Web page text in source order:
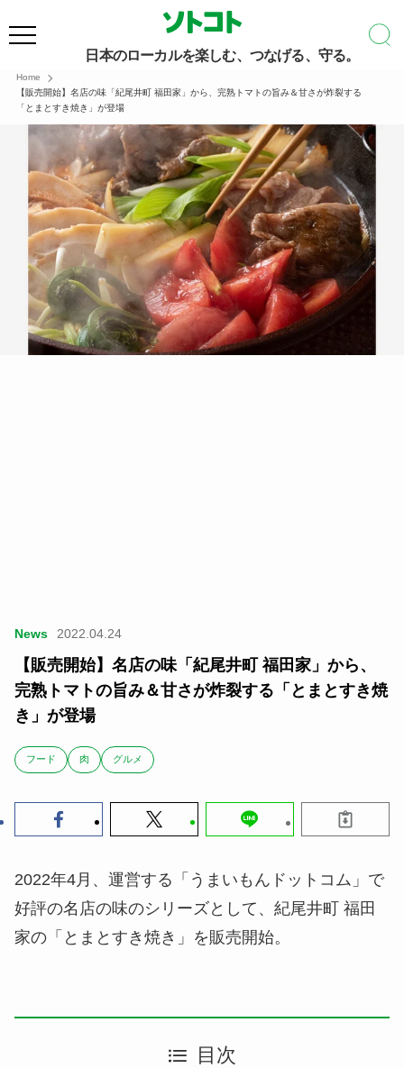
日本のローカルを楽しむ、つなげる、守る。
Home
【販売開始】名店の味「紀尾井町 福田家」から、完熟トマトの旨み＆甘さが炸裂する
「とまとすき焼き」が登場
News 2022.04.24
【販売開始】名店の味「紀尾井町 福田家」から、
完熟トマトの旨み＆甘さが炸裂する「とまとすき焼
き」が登場
フード 肉 グルメ
2022年4月、運営する「うまいもんドットコム」で
好評の名店の味のシリーズとして、紀尾井町 福田
家の「とまとすき焼き」を販売開始。
目次